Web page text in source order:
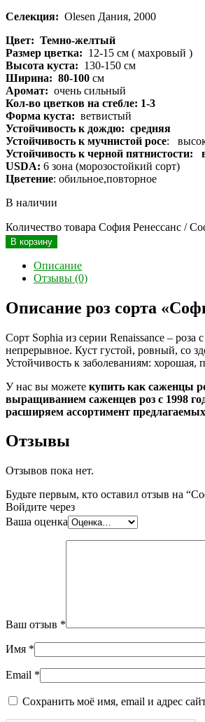
Селекция: Olesen Дания, 2000
Цвет: Темно-желтый
Размер цветка: 12-15 см ( махровый )
Высота куста: 130-150 см
Ширина: 80-100 см
Аромат: очень сильный
Кол-во цветков на стебле: 1-3
Форма куста: ветвистый
Устойчивость к дождю: средняя
Устойчивость к мучнистой росе:
Устойчивость к черной пятнистости:
USDA: 6 зона (морозостойкий сорт)
Цветение: обильное,повторное
В наличии
Количество товара София Ренессанс /
В корзину
Описание
Отзывы (0)
Описание роз сорта
Сорт Sophia из серии Renaissance –
непрерывное. Куст густой, ровный, со
Устойчивость к заболеваниям: хорошая,
У нас вы можете купить как саженцы
выращиванием саженцев роз с 1998
расширяем ассортимент
Отзывы
Отзывов пока нет.
Будьте первым, кто оставил отзыв на
Войдите через
Ваша оценка
Ваш отзыв *
Имя *
Email *
Сохранить моё имя, email и адрес